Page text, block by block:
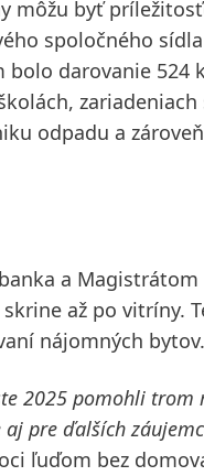
môžu byť
spoločného
darovanie 524
odpadu a
a Magistrátom
až po vitríny.
nájomných bytov.
2025 pomohli
pre ďalších
ľuďom bez